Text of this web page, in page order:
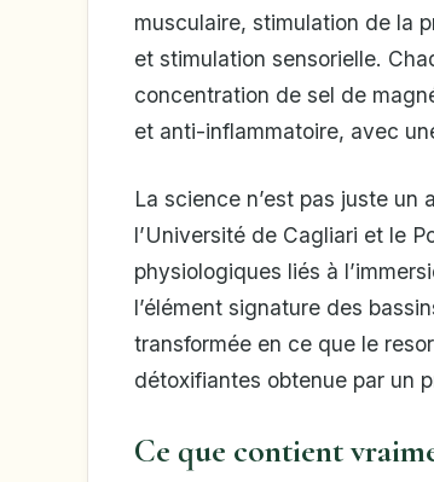
musculaire, stimulation de la
et stimulation sensorielle.
concentration de sel de
et anti-inflammatoire, avec
La science n’est pas juste
l’Université de Cagliari et le
physiologiques liés à
l’élément signature des
transformée en ce que le
détoxifiantes obtenue par un
Ce que contient